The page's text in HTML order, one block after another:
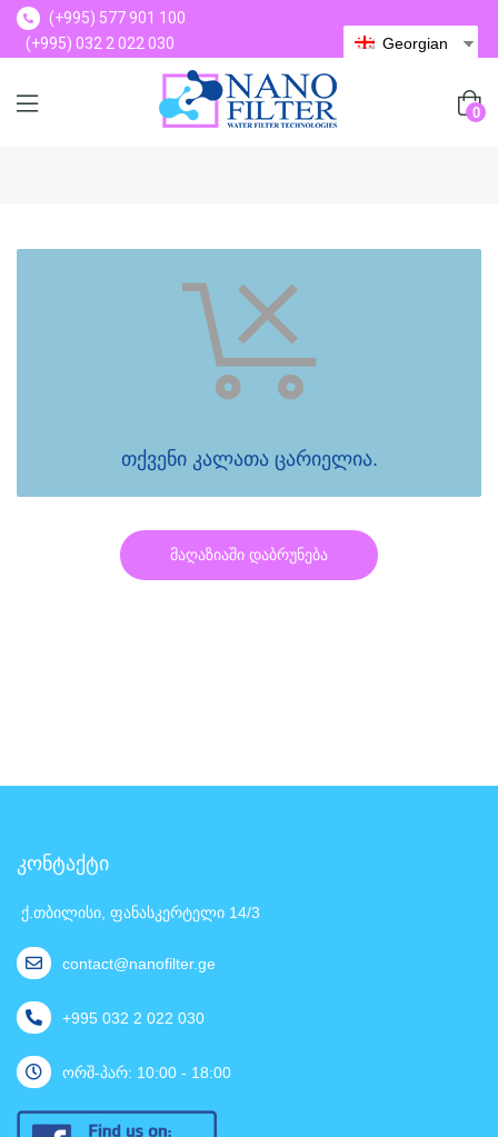
(+995) 577 901 100
(+995) 032 2 022 030
Georgian
0
თქვენი კალათა ცარიელია.
მაღაზიაში დაბრუნება
კონტაქტი
ქ.თბილისი, ფანასკერტელი 14/3
contact@nanofilter.ge
+995 032 2 022 030
ორშ-პარ: 10:00 - 18:00